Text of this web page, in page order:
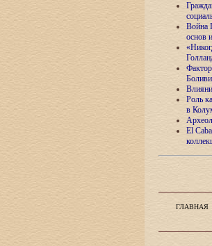
Война
основ
Роль
в
El
ГЛАВНАЯ